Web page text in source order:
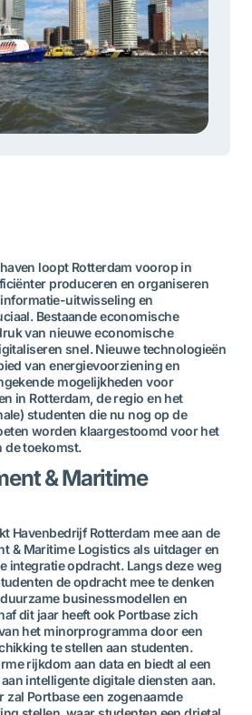
loopt Rotterdam voorop in
produceren en organiseren
uitwisseling en
Bestaande economische
van nieuwe economische
snel. Nieuwe technologieën
van energievoorziening en
mogelijkheden voor
in Rotterdam, de regio en het
studenten die nu nog op de
worden klaargestoomd voor het
de toekomst.
& Maritime
Havenbedrijf Rotterdam mee aan de
& Maritime Logistics als uitdager en
integratie opdracht. Langs deze weg
de opdracht mee te denken
businessmodellen en
dit jaar heeft ook Portbase zich
het minorprogramma door een
te stellen aan studenten.
rijkdom aan data en biedt al een
intelligente digitale diensten aan.
zal Portbase een zogenaamde